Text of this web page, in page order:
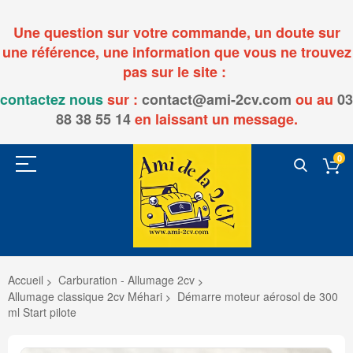
Une question sur votre commande, un doute sur
une référence, une information que vous ne trouvez
pas sur le site :
contactez noussur : contact@ami-2cv.com ou au 03
88 38 55 14en laissant un message.
0
Accueil
Carburation - Allumage 2cv
Allumage classique 2cv Méhari
Démarre moteur aérosol de 300
ml Start pilote